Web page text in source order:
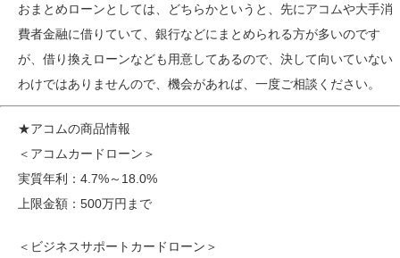
おまとめローンとしては、どちらかというと、先にアコムや大手消
費者金融に借りていて、銀行などにまとめられる方が多いのです
が、借り換えローンなども用意してあるので、決して向いていない
わけではありませんので、機会があれば、一度ご相談ください。
★アコムの商品情報
＜アコムカードローン＞
実質年利：4.7%～18.0%
上限金額：500万円まで
＜ビジネスサポートカードローン＞